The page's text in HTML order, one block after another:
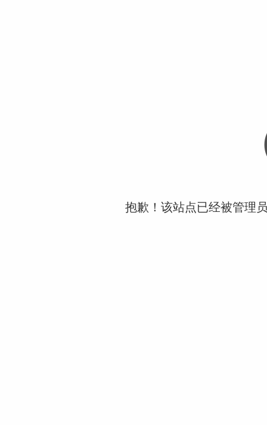
抱歉！该站点已经被管理